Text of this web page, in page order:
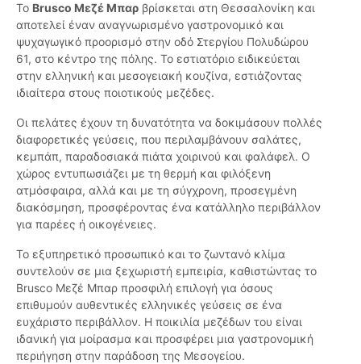
Το Brusco Μεζέ Μπαρ βρίσκεται στη Θεσσαλονίκη και
αποτελεί έναν αναγνωρισμένο γαστρονομικό και
ψυχαγωγικό προορισμό στην οδό Στεργίου Πολυδώρου
61, στο κέντρο της πόλης. Το εστιατόριο ειδικεύεται
στην ελληνική και μεσογειακή κουζίνα, εστιάζοντας
ιδιαίτερα στους ποιοτικούς μεζέδες.
Οι πελάτες έχουν τη δυνατότητα να δοκιμάσουν πολλές
διαφορετικές γεύσεις, που περιλαμβάνουν σαλάτες,
κεμπάπ, παραδοσιακά πιάτα χοιρινού και φαλάφελ. Ο
χώρος εντυπωσιάζει με τη θερμή και φιλόξενη
ατμόσφαιρα, αλλά και με τη σύγχρονη, προσεγμένη
διακόσμηση, προσφέροντας ένα κατάλληλο περιβάλλον
για παρέες ή οικογένειες.
Το εξυπηρετικό προσωπικό και το ζωντανό κλίμα
συντελούν σε μια ξεχωριστή εμπειρία, καθιστώντας το
Brusco Μεζέ Μπαρ προσφιλή επιλογή για όσους
επιθυμούν αυθεντικές ελληνικές γεύσεις σε ένα
ευχάριστο περιβάλλον. Η ποικιλία μεζέδων του είναι
ιδανική για μοίρασμα και προσφέρει μια γαστρονομική
περιήγηση στην παράδοση της Μεσογείου.